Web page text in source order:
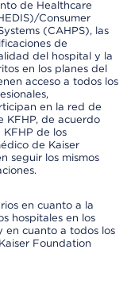
de Healthcare
Consumer
(CAHPS), las
de
del hospital y la
en los planes del
acceso a todos los
en la red de
KFHP, de acuerdo
de los
de Kaiser
seguir los mismos
en cuanto a la
hospitales en los
en cuanto a todos los
Foundation